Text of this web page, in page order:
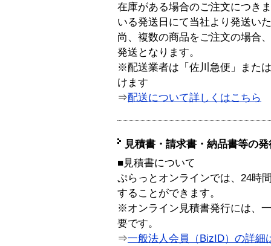
在庫がある場合のご注文につき
いる発送日にて当社より発送い
尚、複数の商品をご注文の場合
発送となります。
※配送業者は「佐川急便」また
けます
⇒配送について詳しくはこちら
見積書・請求書・納品書等の
■見積書について
ぷらっとオンラインでは、24時
することができます。
※オンライン見積書発行には、
要です。
⇒一般法人会員（BizID）の詳細